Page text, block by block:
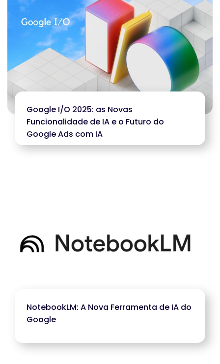
Google I/O 2025: as Novas
Funcionalidade de IA e o Futuro do
Google Ads com IA
NotebookLM: A Nova Ferramenta de IA do
Google